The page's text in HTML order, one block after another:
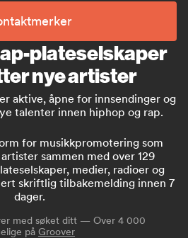
plateselskaper
nye artister
aktive, åpne for innsendinger og
talenter innen hiphop og rap.
for musikkpromotering som
sammen med over 129
medier, radioer og
skriftlig tilbakemelding innen 7
dager.
med søket ditt — Over 4 000
på Groover